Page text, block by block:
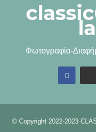
Φωτογραφία-
© Copyright 2022-2023